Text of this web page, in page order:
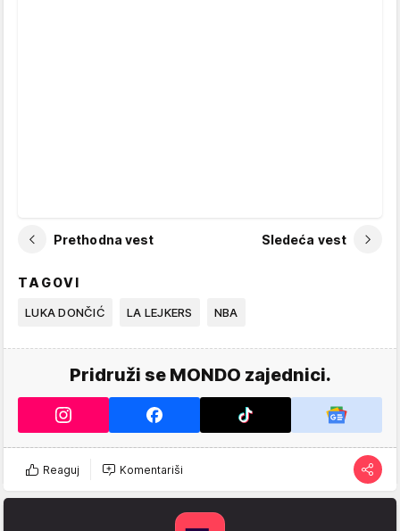
Prethodna vest Sledeća vest
TAGOVI
LUKA DONČIĆ LA LEJKERS NBA
Pridruži se MONDO zajednici.
Reaguj Komentariši